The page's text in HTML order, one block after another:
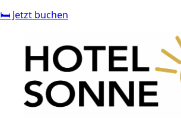
🛏️ Jetzt buchen